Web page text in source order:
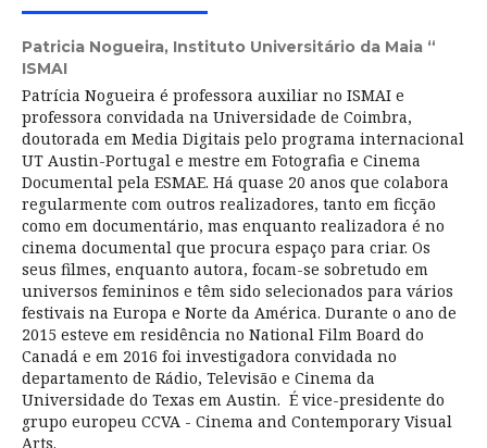
Patricia Nogueira, Instituto Universitário da Maia “
ISMAI
Patrícia Nogueira é professora auxiliar no ISMAI e
professora convidada na Universidade de Coimbra,
doutorada em Media Digitais pelo programa internacional
UT Austin-Portugal e mestre em Fotografia e Cinema
Documental pela ESMAE. Há quase 20 anos que colabora
regularmente com outros realizadores, tanto em ficção
como em documentário, mas enquanto realizadora é no
cinema documental que procura espaço para criar. Os
seus filmes, enquanto autora, focam-se sobretudo em
universos femininos e têm sido selecionados para vários
festivais na Europa e Norte da América. Durante o ano de
2015 esteve em residência no National Film Board do
Canadá e em 2016 foi investigadora convidada no
departamento de Rádio, Televisão e Cinema da
Universidade do Texas em Austin. É vice-presidente do
grupo europeu CCVA - Cinema and Contemporary Visual
Arts.